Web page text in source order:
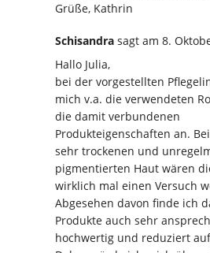
Grüße, Kathrin
Schisandra sagt am 8.
Hallo Julia,
bei der vorgestellten
mich v.a. die verwendeten
die damit verbundenen
Produkteigenschaften an.
sehr trockenen und
pigmentierten Haut wären
wirklich mal einen Versuch
Abgesehen davon finde ich
Produkte auch sehr
hochwertig und reduziert